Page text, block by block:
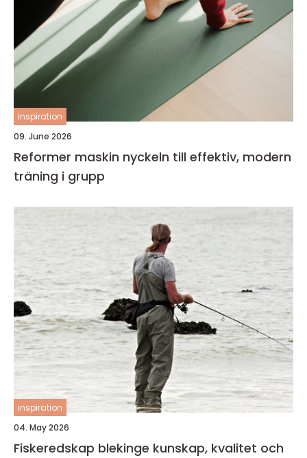
inspiration
09. June 2026
Reformer maskin nyckeln till effektiv, modern
träning i grupp
inspiration
04. May 2026
Fiskeredskap blekinge kunskap, kvalitet och